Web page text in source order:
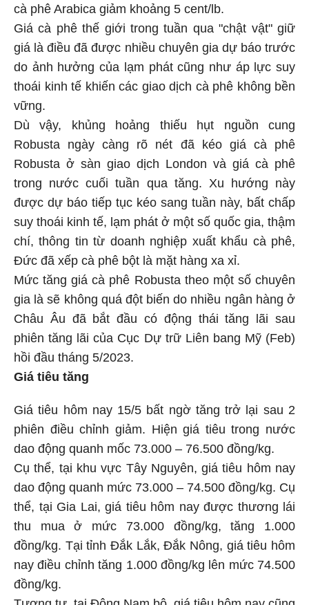
cà phê Arabica giảm khoảng 5 cent/lb.
Giá cà phê thế giới trong tuần qua "chật vật" giữ
giá là điều đã được nhiều chuyên gia dự báo trước
do ảnh hưởng của lạm phát cũng như áp lực suy
thoái kinh tế khiến các giao dịch cà phê không bền
vững.
Dù vậy, khủng hoảng thiếu hụt nguồn cung
Robusta ngày càng rõ nét đã kéo giá cà phê
Robusta ở sàn giao dịch London và giá cà phê
trong nước cuối tuần qua tăng. Xu hướng này
được dự báo tiếp tục kéo sang tuần này, bất chấp
suy thoái kinh tế, lạm phát ở một số quốc gia, thậm
chí, thông tin từ doanh nghiệp xuất khẩu cà phê,
Đức đã xếp cà phê bột là mặt hàng xa xỉ.
Mức tăng giá cà phê Robusta theo một số chuyên
gia là sẽ không quá đột biến do nhiều ngân hàng ở
Châu Âu đã bắt đầu có động thái tăng lãi sau
phiên tăng lãi của Cục Dự trữ Liên bang Mỹ (Feb)
hồi đầu tháng 5/2023.
Giá tiêu tăng
Giá tiêu hôm nay 15/5 bất ngờ tăng trở lại sau 2
phiên điều chỉnh giảm. Hiện giá tiêu trong nước
dao động quanh mốc 73.000 – 76.500 đồng/kg.
Cụ thể, tại khu vực Tây Nguyên, giá tiêu hôm nay
dao động quanh mức 73.000 – 74.500 đồng/kg. Cụ
thể, tại Gia Lai, giá tiêu hôm nay được thương lái
thu mua ở mức 73.000 đồng/kg, tăng 1.000
đồng/kg. Tại tỉnh Đắk Lắk, Đắk Nông, giá tiêu hôm
nay điều chỉnh tăng 1.000 đồng/kg lên mức 74.500
đồng/kg.